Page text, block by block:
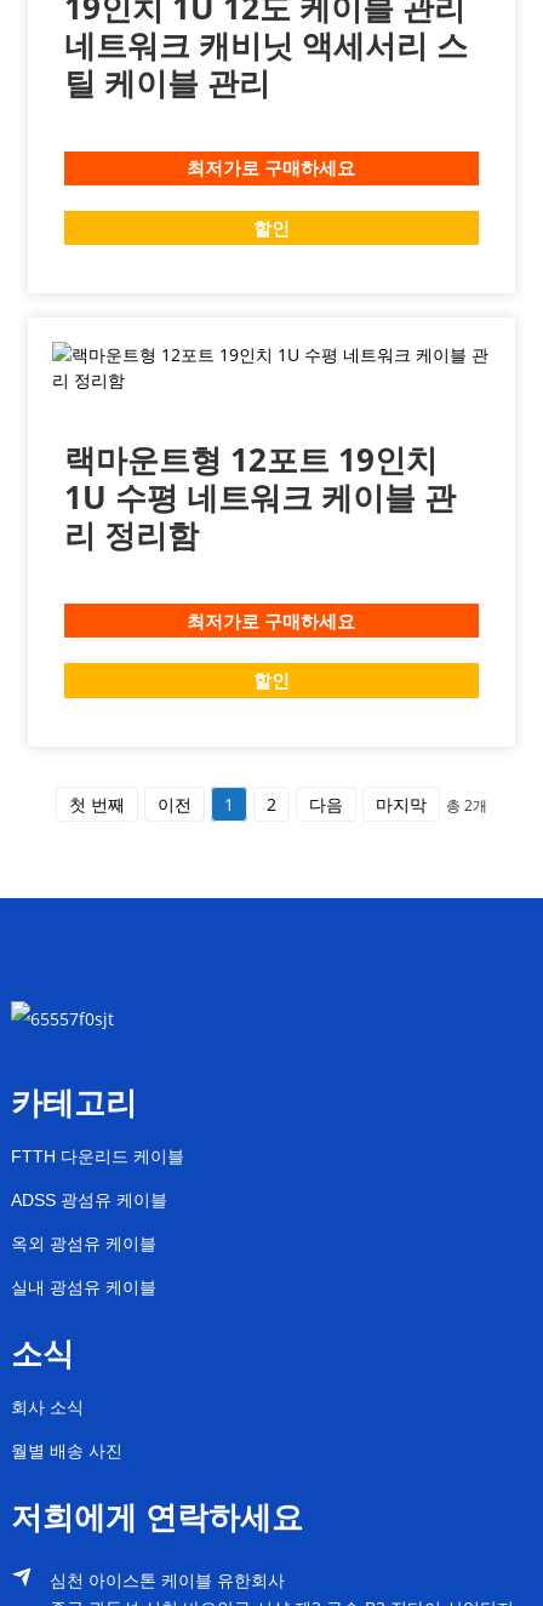
네트워크 캐비닛 액세서리 스
틸 케이블 관리
최저가로 구매하세요
할인
랙마운트형 12포트 19인치
1U 수평 네트워크 케이블 관
리 정리함
최저가로 구매하세요
할인
첫 번째 이전 1 2 다음 마지막 총 2개
카테고리
FTTH 다운리드 케이블
ADSS 광섬유 케이블
옥외 광섬유 케이블
실내 광섬유 케이블
소식
회사 소식
월별 배송 사진
저희에게 연락하세요
심천 아이스톤 케이블 유한회사